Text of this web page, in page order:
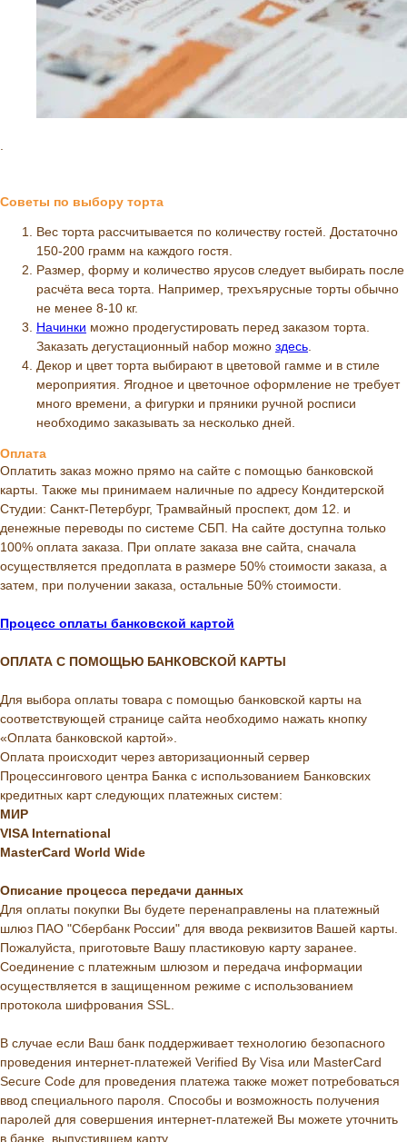
.
Советы по выбору торта
Вес торта рассчитывается по количеству гостей. Достаточно
150-200 грамм на каждого гостя.
Размер, форму и количество ярусов следует выбирать после
расчёта веса торта. Например, трехъярусные торты обычно
не менее 8-10 кг.
Начинки можно продегустировать перед заказом торта.
Заказать дегустационный набор можно здесь.
Декор и цвет торта выбирают в цветовой гамме и в стиле
мероприятия. Ягодное и цветочное оформление не требует
много времени, а фигурки и пряники ручной росписи
необходимо заказывать за несколько дней.
Оплата
Оплатить заказ можно прямо на сайте с помощью банковской
карты. Также мы принимаем наличные по адресу Кондитерской
Студии: Санкт-Петербург, Трамвайный проспект, дом 12. и
денежные переводы по системе СБП. На сайте доступна только
100% оплата заказа. При оплате заказа вне сайта, сначала
осуществляется предоплата в размере 50% стоимости заказа, а
затем, при получении заказа, остальные 50% стоимости.
Процесс оплаты банковской картой
ОПЛАТА С ПОМОЩЬЮ БАНКОВСКОЙ КАРТЫ
Для выбора оплаты товара с помощью банковской карты на
соответствующей странице сайта необходимо нажать кнопку
«Оплата банковской картой».
Оплата происходит через авторизационный сервер
Процессингового центра Банка с использованием Банковских
кредитных карт следующих платежных систем:
МИР
VISA International
MasterCard World Wide
Описание процесса передачи данных
Для оплаты покупки Вы будете перенаправлены на платежный
шлюз ПАО "Сбербанк России" для ввода реквизитов Вашей карты.
Пожалуйста, приготовьте Вашу пластиковую карту заранее.
Соединение с платежным шлюзом и передача информации
осуществляется в защищенном режиме с использованием
протокола шифрования SSL.
В случае если Ваш банк поддерживает технологию безопасного
проведения интернет-платежей Verified By Visa или MasterCard
Secure Code для проведения платежа также может потребоваться
ввод специального пароля. Способы и возможность получения
паролей для совершения интернет-платежей Вы можете уточнить
в банке, выпустившем карту.